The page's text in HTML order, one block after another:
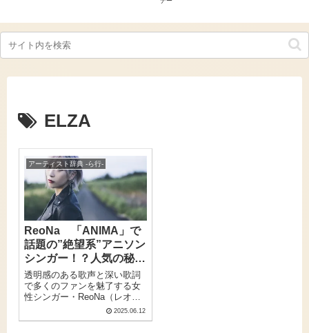
ELZA
アーティスト辞典 -ら行-
ReoNa 「ANIMA」で
話題の”絶望系”アニソン
シンガー！？人気の秘密
と独特の音楽性に迫る
透明感のある歌声と深い歌詞
で多くのファンを魅了する女
性シンガー・ReoNa（レオ
ナ）。アニメタイアップ楽曲
「ANIMA」をはじめとする代
2025.06.12